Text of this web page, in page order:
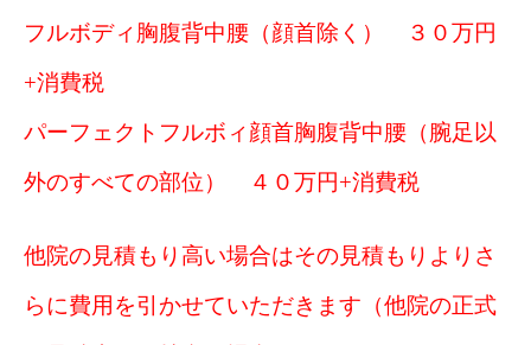
フルボディ胸腹背中腰（顔首除く） ３０万円
+消費税
パーフェクトフルボィ顔首胸腹背中腰（腕足以
外のすべての部位） ４０万円+消費税
他院の見積もり高い場合はその見積もりよりさ
らに費用を引かせていただきます（他院の正式